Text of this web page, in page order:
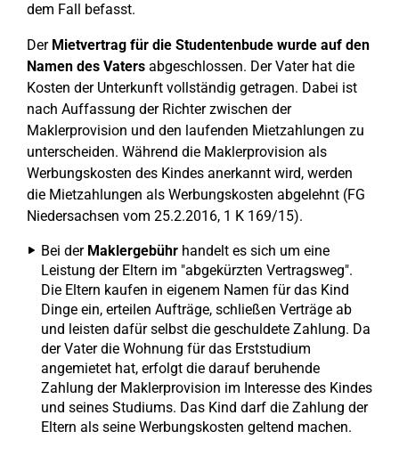
dem Fall befasst.
DerMietvertrag für die Studentenbude wurde auf den
Namen des Vaters abgeschlossen. Der Vater hat die
Kosten der Unterkunft vollständig getragen. Dabei ist
nach Auffassung der Richter zwischen der
Maklerprovision und den laufenden Mietzahlungen zu
unterscheiden. Während die Maklerprovision als
Werbungskosten des Kindes anerkannt wird, werden
die Mietzahlungen als Werbungskosten abgelehnt (FG
Niedersachsen vom 25.2.2016, 1 K 169/15).
Bei der Maklergebühr handelt es sich um eine
Leistung der Eltern im "abgekürzten Vertragsweg".
Die Eltern kaufen in eigenem Namen für das Kind
Dinge ein, erteilen Aufträge, schließen Verträge ab
und leisten dafür selbst die geschuldete Zahlung. Da
der Vater die Wohnung für das Erststudium
angemietet hat, erfolgt die darauf beruhende
Zahlung der Maklerprovision im Interesse des Kindes
und seines Studiums. Das Kind darf die Zahlung der
Eltern als seine Werbungskosten geltend machen.